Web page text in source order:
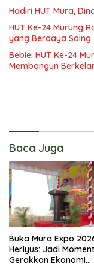
Hadiri HUT Mura,
HUT Ke-24 Murung
yang Berdaya Saing
Bebie: HUT Ke-24
Membangun
Baca Juga
Buka Mura Expo
Heriyus: Jadi
Gerakkan Ekonomi